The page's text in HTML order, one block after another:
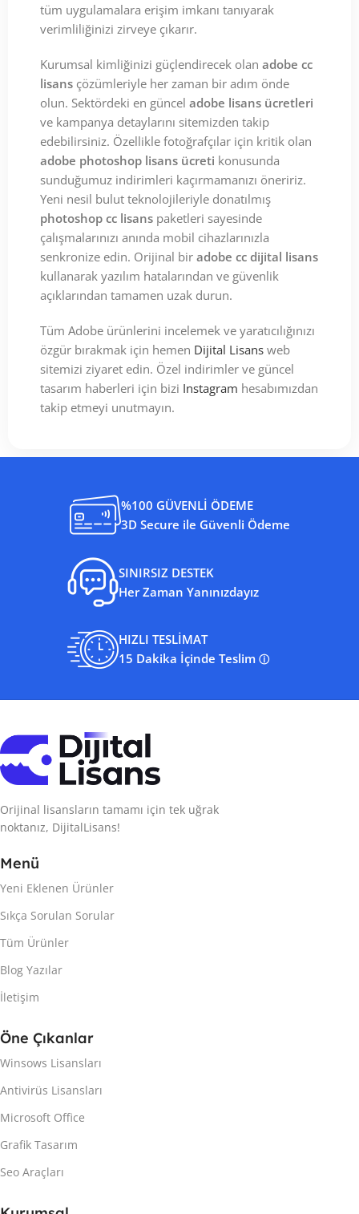
tüm uygulamalara erişim imkanı tanıyarak
verimliliğinizi zirveye çıkarır.
Kurumsal kimliğinizi güçlendirecek olan adobe cc
lisans çözümleriyle her zaman bir adım önde
olun. Sektördeki en güncel adobe lisans ücretleri
ve kampanya detaylarını sitemizden takip
edebilirsiniz. Özellikle fotoğrafçılar için kritik olan
adobe photoshop lisans ücreti konusunda
sunduğumuz indirimleri kaçırmamanızı öneririz.
Yeni nesil bulut teknolojileriyle donatılmış
photoshop cc lisans paketleri sayesinde
çalışmalarınızı anında mobil cihazlarınızla
senkronize edin. Orijinal bir adobe cc dijital lisans
kullanarak yazılım hatalarından ve güvenlik
açıklarından tamamen uzak durun.
Tüm Adobe ürünlerini incelemek ve yaratıcılığınızı
özgür bırakmak için hemen Dijital Lisans web
sitemizi ziyaret edin. Özel indirimler ve güncel
tasarım haberleri için bizi Instagram hesabımızdan
takip etmeyi unutmayın.
%100 GÜVENLİ ÖDEME
3D Secure ile Güvenli Ödeme
SINIRSIZ DESTEK
Her Zaman Yanınızdayız
HIZLI TESLİMAT
15 Dakika İçinde Teslim ⓘ
Orijinal lisansların tamamı için tek uğrak
noktanız, DijitalLisans!
Menü
Yeni Eklenen Ürünler
Sıkça Sorulan Sorular
Tüm Ürünler
Blog Yazılar
İletişim
Öne Çıkanlar
Winsows Lisansları
Antivirüs Lisansları
Microsoft Office
Grafik Tasarım
Seo Araçları